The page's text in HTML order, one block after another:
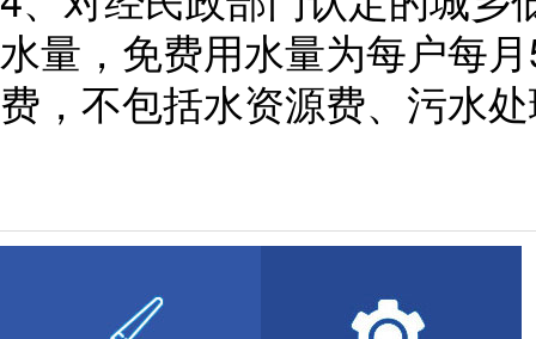
水量，免费用水量为每户每
费，不包括水资源费、污水